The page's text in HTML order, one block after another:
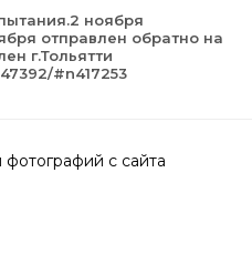
ноября
отправлен обратно на
г.Тольятти
#n417253
с сайта